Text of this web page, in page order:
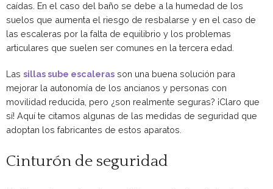
caídas. En el caso del baño se debe a la humedad de los
suelos que aumenta el riesgo de resbalarse y en el caso de
las escaleras por la falta de equilibrio y los problemas
articulares que suelen ser comunes en la tercera edad.
Las sillas sube escaleras son una buena solución para
mejorar la autonomía de los ancianos y personas con
movilidad reducida, pero ¿son realmente seguras? ¡Claro que
sí! Aquí te citamos algunas de las medidas de seguridad que
adoptan los fabricantes de estos aparatos.
Cinturón de seguridad